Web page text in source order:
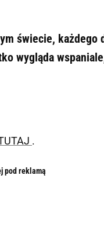
świecie,
wygląda
.